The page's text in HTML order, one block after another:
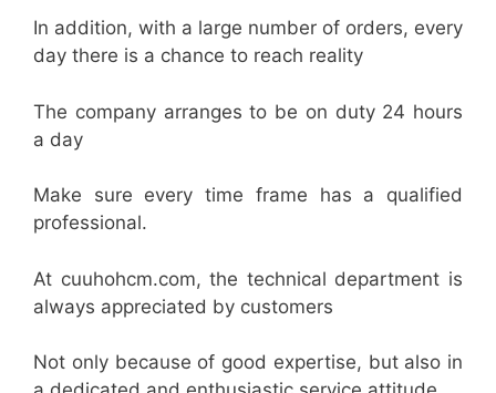
In addition, with a large number of orders, every
day there is a chance to reach reality
The company arranges to be on duty 24 hours
a day
Make sure every time frame has a qualified
professional.
At cuuhohcm.com, the technical department is
always appreciated by customers
Not only because of good expertise, but also in